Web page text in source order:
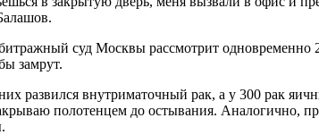
суд Москвы рассмотрит одновременно
замрут.
развился внутриматочный рак, а у 300 рак
полотенцем до остывания. Аналогично,